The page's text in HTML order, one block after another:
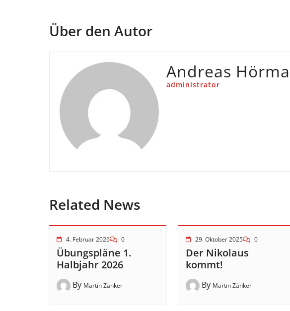
Über den Autor
Andreas
administrator
Related News
4. Februar 2026 0
Übungspläne 1.
Halbjahr 2026
By Martin Zänker
29. Oktober 2025 0
Der Nikolaus
kommt!
By Martin Zänker